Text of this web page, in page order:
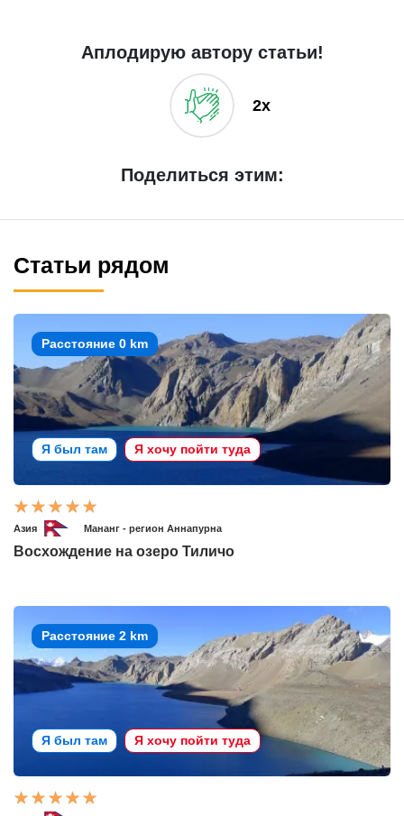
Аплодирую автору статьи!
2x
Поделиться этим:
Статьи рядом
Расстояние 0 km
Я был там Я хочу пойти туда
Азия Мананг - регион Аннапурна
Восхождение на озеро Тиличо
Расстояние 2 km
Я был там Я хочу пойти туда